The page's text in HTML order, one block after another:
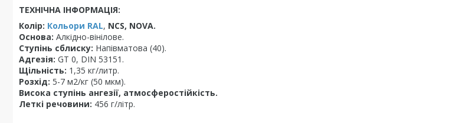
ТЕХНІЧНА ІНФОРМАЦІЯ:
Колір: Кольори RAL, NCS, NOVA.
Основа: Алкідно-вінілове.
Ступінь сблиску: Напівматова (40).
Адгезія: GT 0, DIN 53151.
Щільність: 1,35 кг/литр.
Розхід: 5-7 м2/кг (50 мкм).
Висока ступінь ангезії, атмосферостійкість.
Леткі речовини: 456 г/літр.